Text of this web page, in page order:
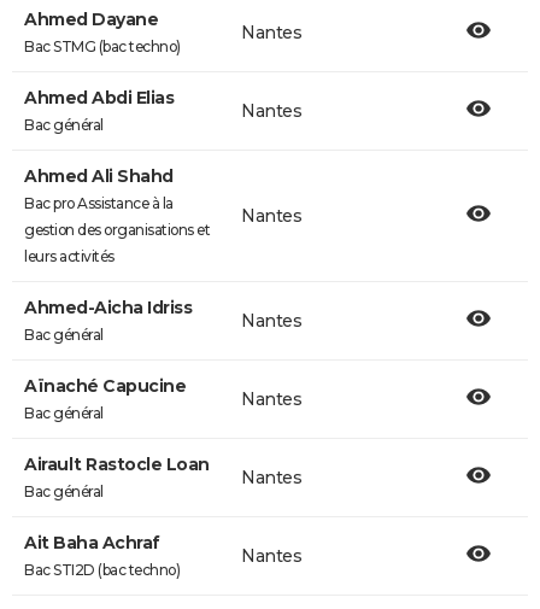
Ahmed Dayane
Bac STMG (bac techno)
Nantes
Ahmed Abdi Elias
Bac général
Nantes
Ahmed Ali Shahd
Bac pro Assistance à la
gestion des organisations et
leurs activités
Nantes
Ahmed-Aicha Idriss
Bac général
Nantes
Aïnaché Capucine
Bac général
Nantes
Airault Rastocle Loan
Bac général
Nantes
Ait Baha Achraf
Bac STI2D (bac techno)
Nantes